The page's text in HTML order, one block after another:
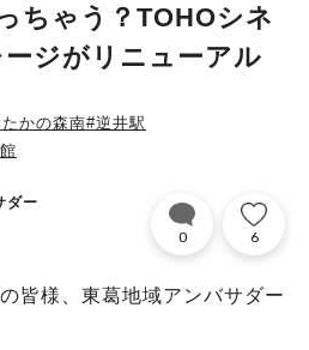
ちゃう？TOHOシネ
ジがリニューアル
かの森南#逆井駅
ダー
0 6
皆様、東葛地域アンバサダー